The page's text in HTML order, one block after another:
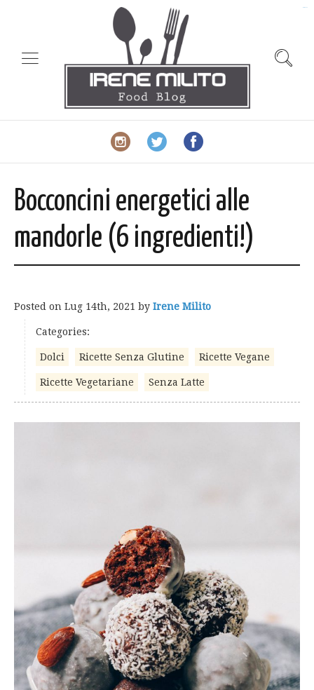
Bocconcini energetici alle
mandorle (6 ingredienti!)
Posted on Lug 14th, 2021 by Irene Milito
Categories:
Dolci Ricette Senza Glutine Ricette Vegane
Ricette Vegetariane Senza Latte